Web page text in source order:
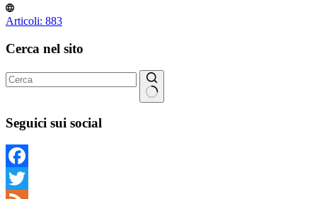
Articoli: 883
Cerca nel sito
risultato
Seguici sui social
Facebook